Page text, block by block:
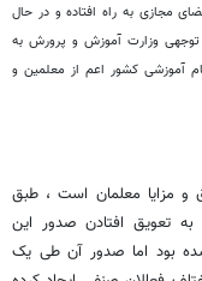
مجازی به راه افتاده و در حال
وزارت آموزش و پرورش به
آموزشی کشور اعم از معلمین و
و مزایا معلمان است ، طبق
تعویق افتادن صدور این
بود اما صدور آن طی یک